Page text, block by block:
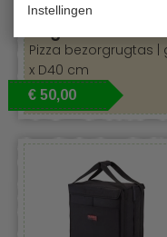
Instellingen
Pizza bezorgrugtas |
x D40 cm
€ 50,00